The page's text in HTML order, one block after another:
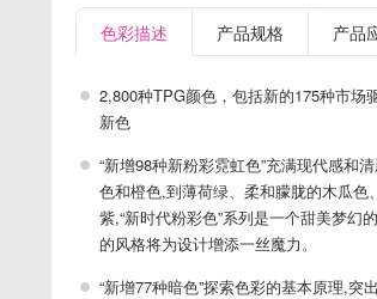
色彩描述 产品规格 产品
2,800种TPG颜色，包括新的175种市场
新色
“新增98种新粉彩霓虹色”充满现代感和
色和橙色,到薄荷绿、柔和朦胧的木瓜
紫,“新时代粉彩色”系列是一个甜美梦幻
的风格将为设计增添一丝魔力。
“新增77种暗色”探索色彩的基本原理,突